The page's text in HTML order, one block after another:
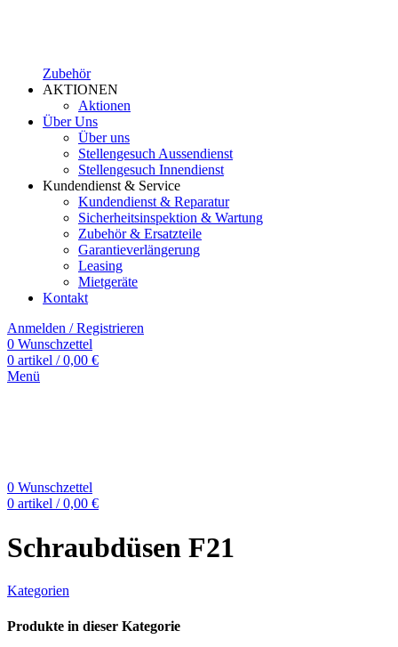
Zubehör
AKTIONEN
Aktionen
Über Uns
Über uns
Stellengesuch Aussendienst
Stellengesuch Innendienst
Kundendienst & Service
Kundendienst & Reparatur
Sicherheitsinspektion & Wartung
Zubehör & Ersatzteile
Garantieverlängerung
Leasing
Mietgeräte
Kontakt
Anmelden / Registrieren
0 Wunschzettel
0 artikel / 0,00 €
Menü
0 Wunschzettel
0 artikel / 0,00 €
Schraubdüsen F21
Kategorien
Produkte in dieser Kategorie